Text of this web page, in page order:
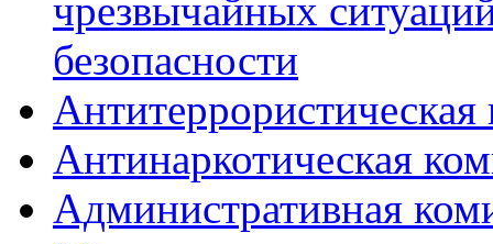
чрезвычайных
безопасности
Антитеррористическая
Антинаркотическая
Административная